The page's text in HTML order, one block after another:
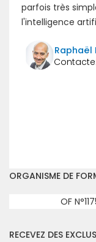
parfois très
l'intelligence
Raphaël
ORGANISME DE
OF
RECEVEZ DES